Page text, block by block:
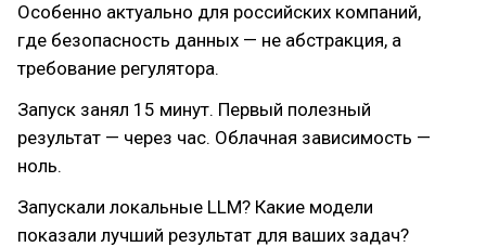
Особенно актуально для российских компаний,
где безопасность данных — не абстракция, а
требование регулятора.
Запуск занял 15 минут. Первый полезный
результат — через час. Облачная зависимость —
ноль.
Запускали локальные LLM? Какие модели
показали лучший результат для ваших задач?